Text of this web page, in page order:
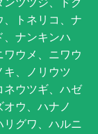
トネリコ、ナ
ナンキンハ
ウメ、ニワウ
、ノリウツ
ネウツギ、ハゼ
ウ、ハナノ
グワ、ハルニ